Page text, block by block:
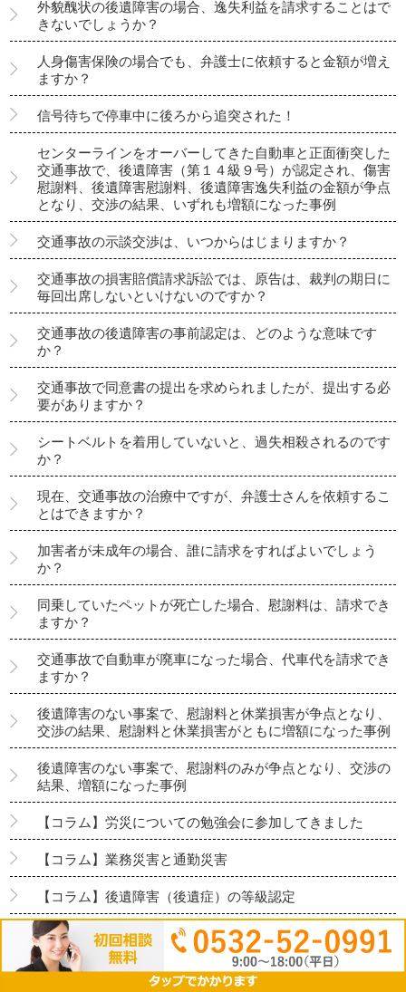
外貌醜状の後遺障害の場合、逸失利益を請求することはで
きないでしょうか？
人身傷害保険の場合でも、弁護士に依頼すると金額が増え
ますか？
信号待ちで停車中に後ろから追突された！
センターラインをオーバーしてきた自動車と正面衝突した
交通事故で、後遺障害（第１４級９号）が認定され、傷害
慰謝料、後遺障害慰謝料、後遺障害逸失利益の金額が争点
となり、交渉の結果、いずれも増額になった事例
交通事故の示談交渉は、いつからはじまりますか？
交通事故の損害賠償請求訴訟では、原告は、裁判の期日に
毎回出席しないといけないのですか？
交通事故の後遺障害の事前認定は、どのような意味です
か？
交通事故で同意書の提出を求められましたが、提出する必
要がありますか？
シートベルトを着用していないと、過失相殺されるのです
か？
現在、交通事故の治療中ですが、弁護士さんを依頼するこ
とはできますか？
加害者が未成年の場合、誰に請求をすればよいでしょう
か？
同乗していたペットが死亡した場合、慰謝料は、請求でき
ますか？
交通事故で自動車が廃車になった場合、代車代を請求でき
ますか？
後遺障害のない事案で、慰謝料と休業損害が争点となり、
交渉の結果、慰謝料と休業損害がともに増額になった事例
後遺障害のない事案で、慰謝料のみが争点となり、交渉の
結果、増額になった事例
【コラム】労災についての勉強会に参加してきました
【コラム】業務災害と通勤災害
【コラム】後遺障害（後遺症）の等級認定
【コラム】通院交通費
【コラム】死亡事故の慰謝料